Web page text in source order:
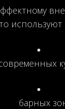
барных